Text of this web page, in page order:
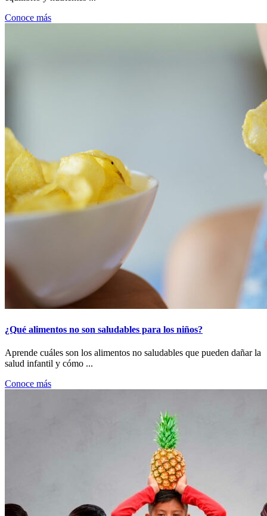
Conoce más
¿Qué alimentos no son saludables para los niños?
Aprende cuáles son los alimentos no saludables que pueden dañar la
salud infantil y cómo ...
Conoce más